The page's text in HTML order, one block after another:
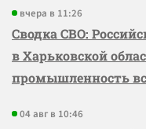
вчера в 11:26
Сводка СВО:
в Харьковской
промышленность
04 авг в 10:46